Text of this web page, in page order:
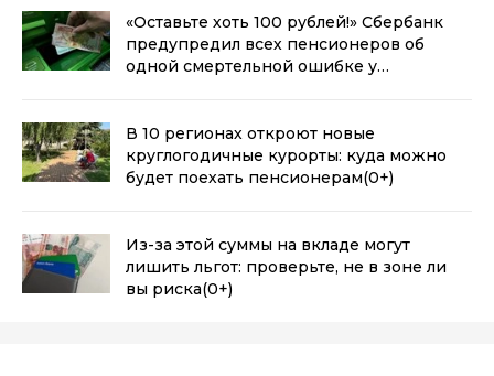
«Оставьте хоть 100 рублей!» Сбербанк
предупредил всех пенсионеров об
одной смертельной ошибке у
В 10 регионах откроют новые
круглогодичные курорты: куда можно
будет поехать пенсионерам(0+)
Из-за этой суммы на вкладе могут
лишить льгот: проверьте, не в зоне ли
вы риска(0+)